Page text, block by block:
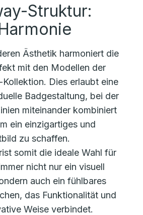
Struktur:
Ästhetik harmoniert die
mit den Modellen der
Dies erlaubt eine
Badgestaltung, bei der
miteinander kombiniert
ein einzigartiges und
zu schaffen.
somit die ideale Wahl für
nicht nur ein visuell
auch ein fühlbares
das Funktionalität und
Weise verbindet.